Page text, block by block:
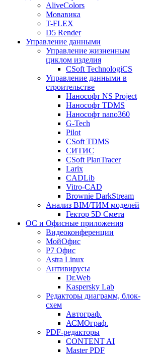
AliveColors
Мовавика
T-FLEX
D5 Render
Управление данными
Управление жизненным
циклом изделия
CSoft TechnologiCS
Управление данными в
строительстве
Нанософт NS Project
Нанософт TDMS
Нанософт nano360
G-Tech
Pilot
CSoft TDMS
СИТИС
CSoft PlanTracer
Larix
CADLib
Vitro-CAD
Brownie DarkStream
Анализ BIM/ТИМ моделей
Гектор 5D Смета
ОС и Офисные приложения
Видеоконференции
МойОфис
P7 Офис
Astra Linux
Антивирусы
Dr.Web
Kaspersky Lab
Редакторы диаграмм, блок-
схем
Автограф.
АСМОграф.
PDF-редакторы
CONTENT AI
Master PDF